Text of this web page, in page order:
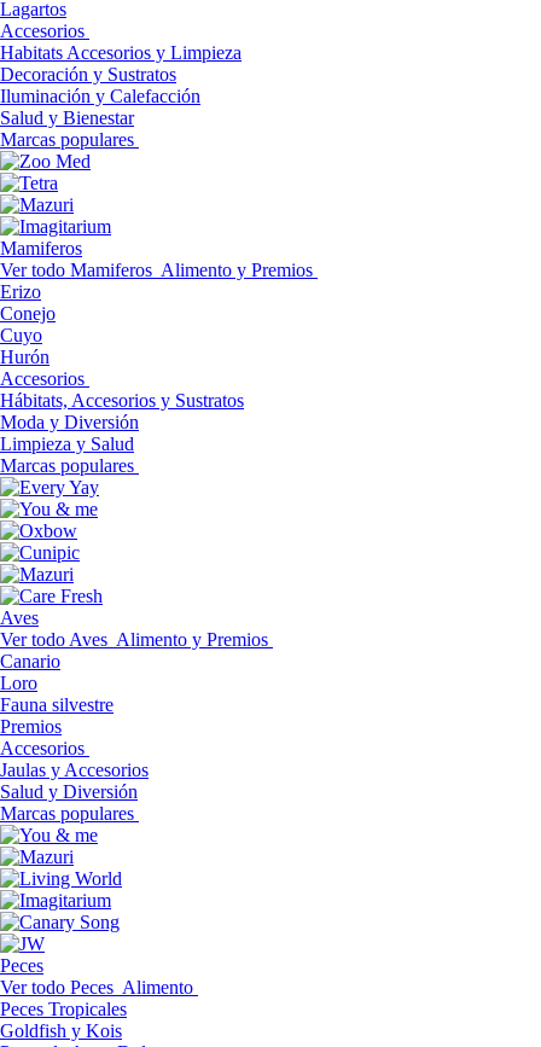
Lagartos
Accesorios
Habitats Accesorios y Limpieza
Decoración y Sustratos
Iluminación y Calefacción
Salud y Bienestar
Marcas populares
Mamiferos
Ver todo Mamiferos Alimento y Premios
Erizo
Conejo
Cuyo
Hurón
Accesorios
Hábitats, Accesorios y Sustratos
Moda y Diversión
Limpieza y Salud
Marcas populares
Aves
Ver todo Aves Alimento y Premios
Canario
Loro
Fauna silvestre
Premios
Accesorios
Jaulas y Accesorios
Salud y Diversión
Marcas populares
Peces
Ver todo Peces Alimento
Peces Tropicales
Goldfish y Kois